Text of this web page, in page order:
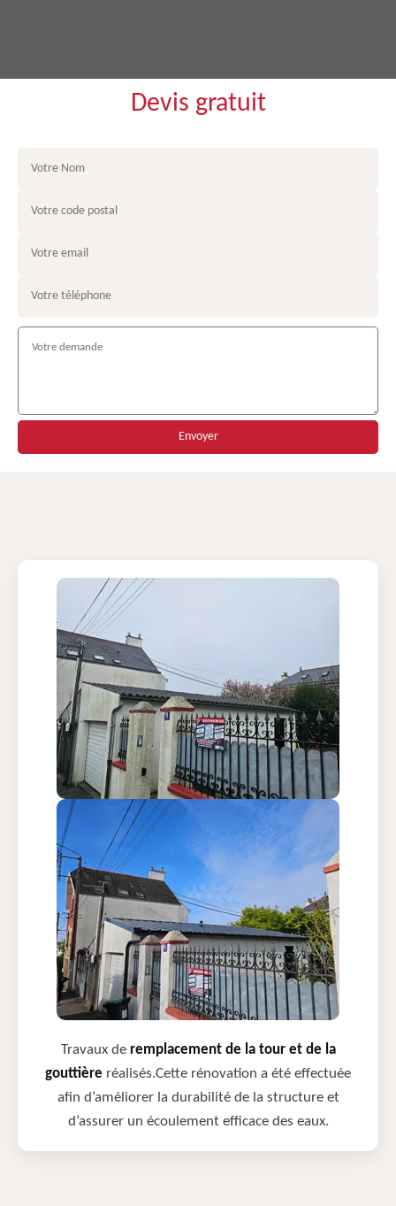
Devis gratuit
Travaux de remplacement de la tour et de la
gouttière réalisés.Cette rénovation a été effectuée
afin d’améliorer la durabilité de la structure et
d’assurer un écoulement efficace des eaux.